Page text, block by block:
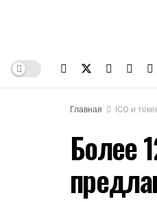
Главная
ICO и
Более